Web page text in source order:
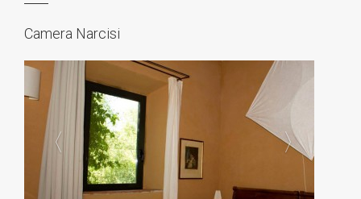
Camera Narcisi